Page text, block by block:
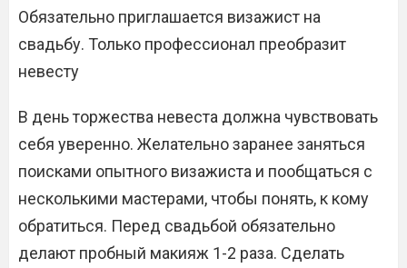
Обязательно приглашается визажист на
свадьбу. Только профессионал преобразит
невесту
В день торжества невеста должна чувствовать
себя уверенно. Желательно заранее заняться
поисками опытного визажиста и пообщаться с
несколькими мастерами, чтобы понять, к кому
обратиться. Перед свадьбой обязательно
делают пробный макияж 1-2 раза. Сделать